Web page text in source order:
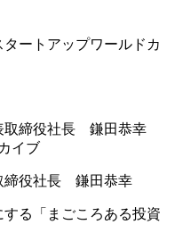
タートアップワールドカ
イブ
締役社長 鎌田恭幸
る「まごころある投資